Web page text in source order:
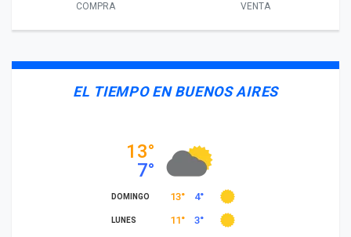
COMPRA VENTA
EL TIEMPO EN BUENOS AIRES